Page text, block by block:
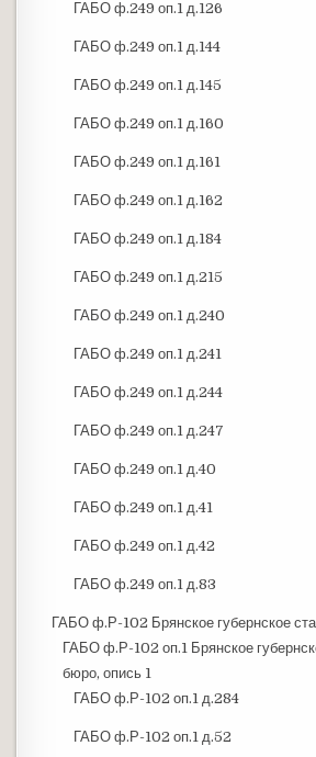
ГАБО ф.249 оп.1 д.126
ГАБО ф.249 оп.1 д.144
ГАБО ф.249 оп.1 д.145
ГАБО ф.249 оп.1 д.160
ГАБО ф.249 оп.1 д.161
ГАБО ф.249 оп.1 д.162
ГАБО ф.249 оп.1 д.184
ГАБО ф.249 оп.1 д.215
ГАБО ф.249 оп.1 д.240
ГАБО ф.249 оп.1 д.241
ГАБО ф.249 оп.1 д.244
ГАБО ф.249 оп.1 д.247
ГАБО ф.249 оп.1 д.40
ГАБО ф.249 оп.1 д.41
ГАБО ф.249 оп.1 д.42
ГАБО ф.249 оп.1 д.83
ГАБО ф.Р-102 Брянское губернское
ГАБО ф.Р-102 оп.1 Брянское
бюро, опись 1
ГАБО ф.Р-102 оп.1 д.284
ГАБО ф.Р-102 оп.1 д.52